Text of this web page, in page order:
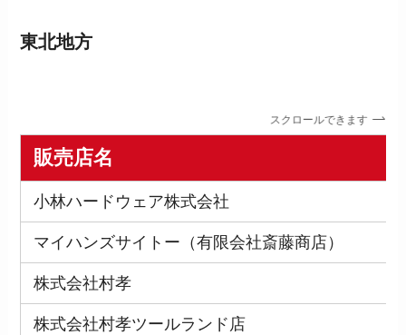
東北地方
スクロールできます
販売店名
小林ハードウェア株式会社
マイハンズサイトー（有限会社斎藤商店）
株式会社村孝
株式会社村孝ツールランド店